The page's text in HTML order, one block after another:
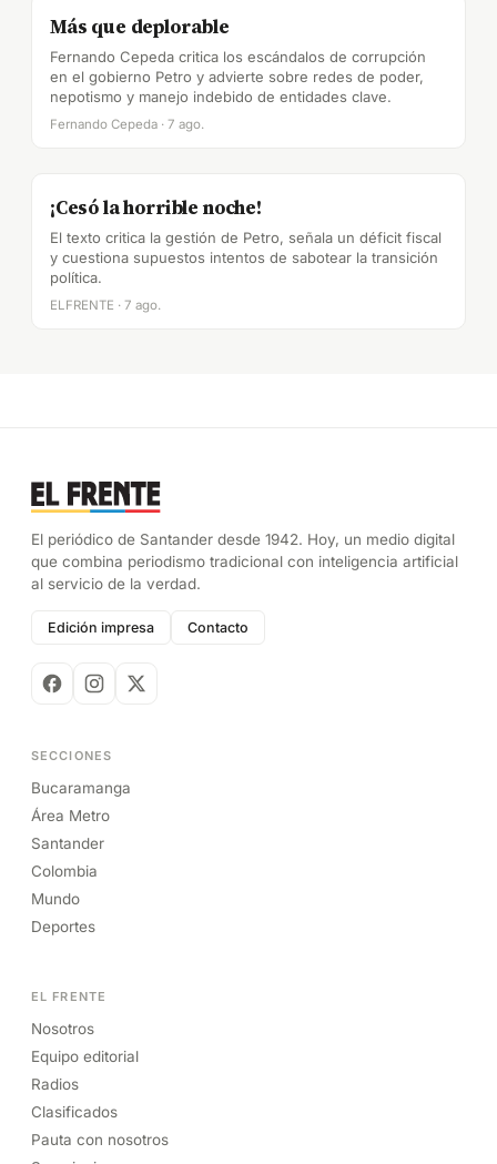
Más que deplorable
Fernando Cepeda critica los escándalos de corrupción
en el gobierno Petro y advierte sobre redes de poder,
nepotismo y manejo indebido de entidades clave.
Fernando Cepeda · 7 ago.
¡Cesó la horrible noche!
El texto critica la gestión de Petro, señala un déficit fiscal
y cuestiona supuestos intentos de sabotear la transición
política.
ELFRENTE · 7 ago.
El periódico de Santander desde 1942. Hoy, un medio digital
que combina periodismo tradicional con inteligencia artificial
al servicio de la verdad.
Edición impresa Contacto
SECCIONES
Bucaramanga
Área Metro
Santander
Colombia
Mundo
Deportes
EL FRENTE
Nosotros
Equipo editorial
Radios
Clasificados
Pauta con nosotros